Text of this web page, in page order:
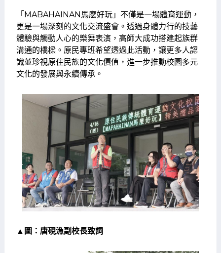
「MABAHAINAN馬麽好玩」不僅是一場體育運動，
更是一場深刻的文化交流盛會。透過身體力行的技藝
體驗與觸動人心的樂舞表演，高師大成功搭建起族群
溝通的橋樑。原民專班希望透過此活動，讓更多人認
識並珍視原住民族的文化價值，進一步推動校園多元
文化的發展與永續傳承。
▲圖：唐硯漁副校長致詞